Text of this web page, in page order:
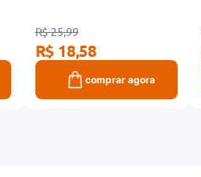
R$ 25,99
R$ 18,58
comprar agora